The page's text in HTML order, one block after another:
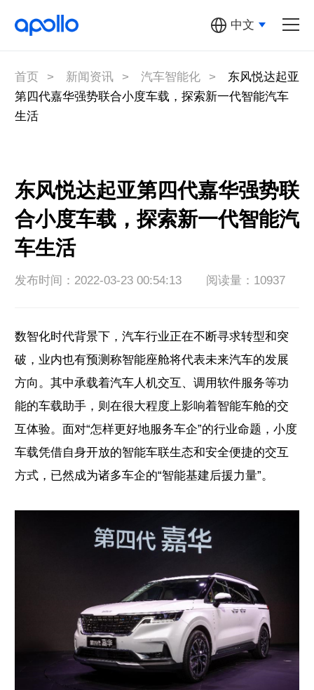
汽车机器人
萝卜快跑
百度地图
关于Apollo
多元汽车机器人
中文
首页 > 新闻资讯 > 汽车智能化 >
东风悦达起亚
第四代嘉华强势联合小度车载，探索新一代智能汽车
生活
东风悦达起亚第四代嘉华强势联
合小度车载，探索新一代智能汽
车生活
发布时间：2022-03-23 00:54:13 阅读量：10937
数智化时代背景下，汽车行业正在不断寻求转型和突
破，业内也有预测称智能座舱将代表未来汽车的发展
方向。其中承载着汽车人机交互、调用软件服务等功
能的车载助手，则在很大程度上影响着智能车舱的交
互体验。面对“怎样更好地服务车企”的行业命题，小度
车载凭借自身开放的智能车联生态和安全便捷的交互
方式，已然成为诸多车企的“智能基建后援力量”。